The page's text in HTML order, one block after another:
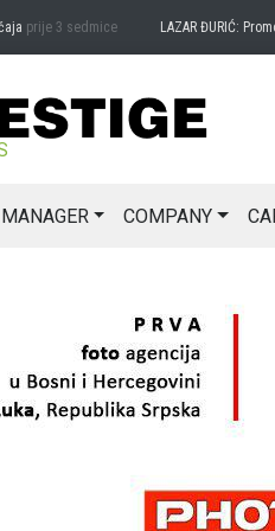
prije 3 sedmice LAZAR ĐURIĆ:
MANAGER COMPANY